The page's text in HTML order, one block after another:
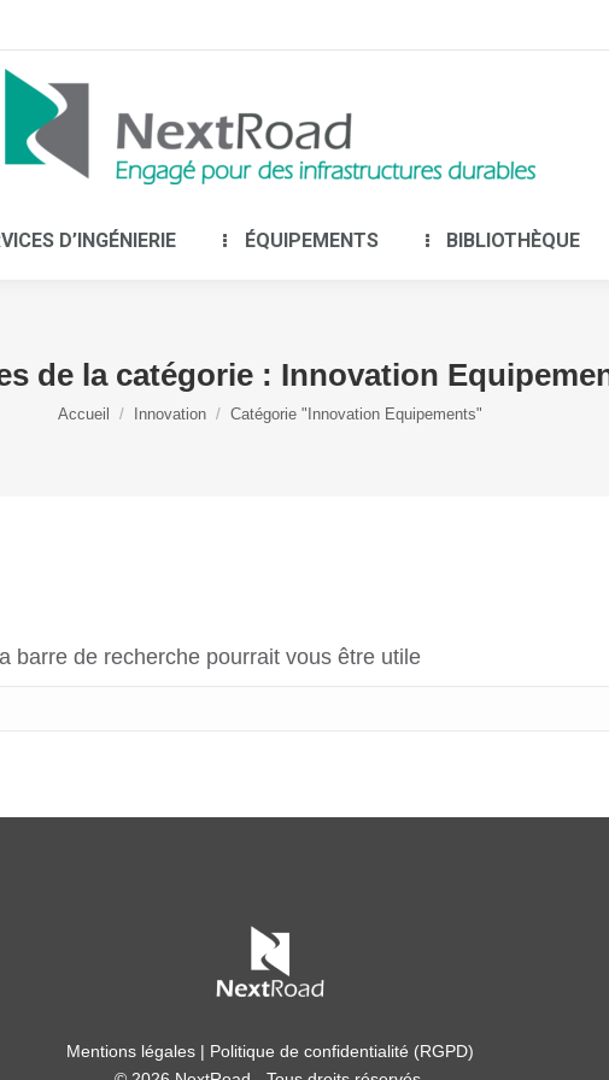
D’INGÉNIERIE ÉQUIPEMENTS BIBLIOTHÈQUE
de la catégorie : Innovation
Vous êtes ici :
Accueil Innovation Catégorie "Innovation Equipements"
barre de recherche pourrait vous être utile
Mentions légales | Politique de confidentialité (RGPD)
LE GROUPE SERVICES D’INGÉNIERIE